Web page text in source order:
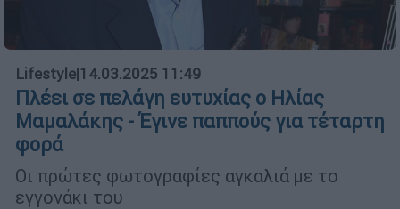
Lifestyle|14.03.2025 11:49
Πλέει σε πελάγη ευτυχίας ο Ηλίας
Μαμαλάκης - Έγινε παππούς για τέταρτη
φορά
Οι πρώτες φωτογραφίες αγκαλιά με το
εγγονάκι του